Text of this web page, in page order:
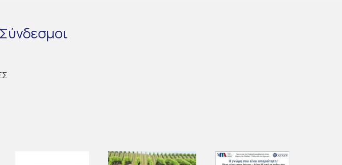
Σύνδεσμοι